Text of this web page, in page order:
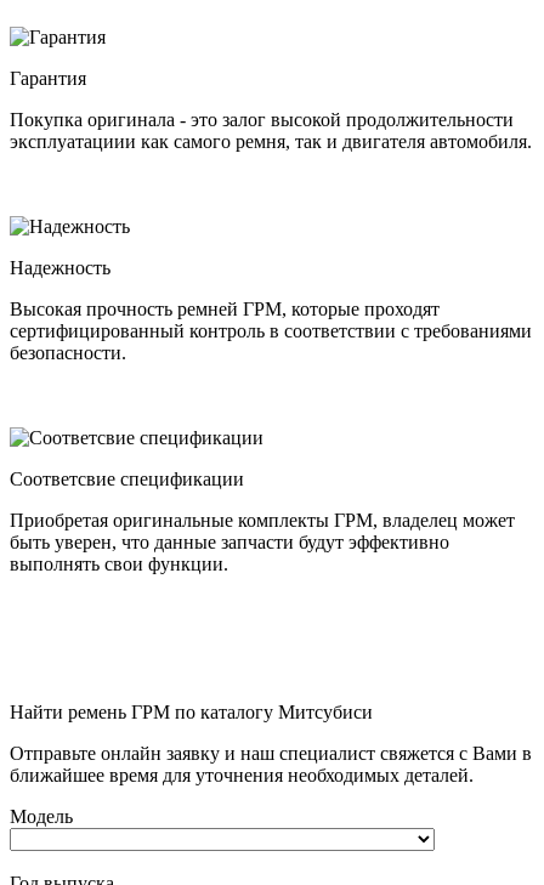
Гарантия
Покупка оригинала - это залог высокой продолжительности
эксплуатациии как самого ремня, так и двигателя автомобиля.
Надежность
Высокая прочность ремней ГРМ, которые проходят
сертифицированный контроль в соответствии с требованиями
безопасности.
Соответсвие спецификации
Приобретая оригинальные комплекты ГРМ, владелец может
быть уверен, что данные запчасти будут эффективно
выполнять свои функции.
Найти ремень ГРМ по каталогу Митсубиси
Отправьте онлайн заявку и наш специалист свяжется с Вами в
ближайшее время для уточнения необходимых деталей.
Модель